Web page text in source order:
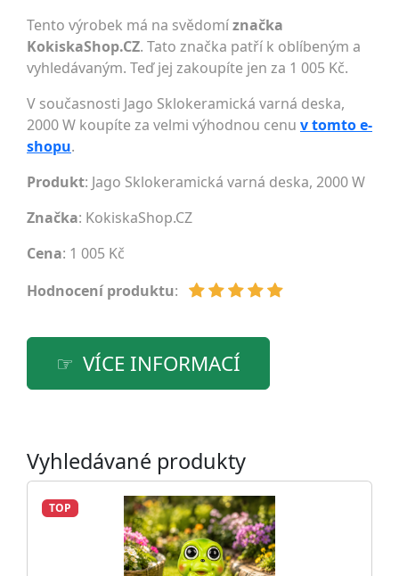
Tento výrobek má na svědomíznačka
KokiskaShop.CZ. Tato značka patří k oblíbeným a
vyhledávaným. Teď jej zakoupíte jen za 1 005 Kč.
V současnosti Jago Sklokeramická varná deska,
2000 W koupíte za velmi výhodnou cenu v tomto e-
shopu.
Produkt: Jago Sklokeramická varná deska, 2000 W
Značka: KokiskaShop.CZ
Cena: 1 005 Kč
Hodnocení produktu:
VÍCE INFORMACÍ
Vyhledávané produkty
TOP